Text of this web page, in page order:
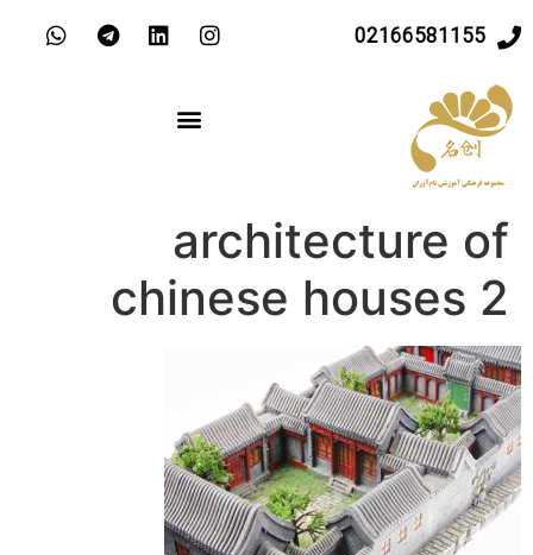
02166581155
architecture of
chinese houses 2